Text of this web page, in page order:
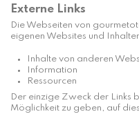
Externe Links
Die Webseiten von
eigenen Websites und
Inhalte von anderen
Information
Ressourcen
Der einzige Zweck der Links
Möglichkeit zu geben, auf